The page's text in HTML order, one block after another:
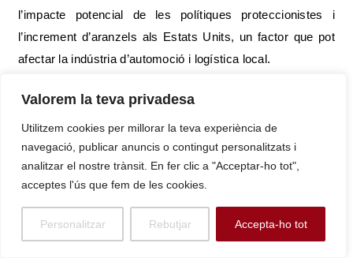
Valorem la teva privadesa
Utilitzem cookies per millorar la teva experiència de
navegació, publicar anuncis o contingut personalitzats i
analitzar el nostre trànsit. En fer clic a "Acceptar-ho tot",
acceptes l'ús que fem de les cookies.
Personalitzar Rebutjar Accepta-ho tot
l’impacte potencial de les polítiques proteccionistes i
l’increment d’aranzels als Estats Units, un factor que pot
afectar la indústria d’automoció i logística local.
La Gestió de la Recollida Selectiva: La Taxa de Suspès
La sostenibilitat urbana representa la gran assignatura
pendent de Sant Boi, una qüestió que es troba
paradoxalment estancada malgrat els ambiciosos plans
quinzena són clares: Sant Boi de Llobregat registra un